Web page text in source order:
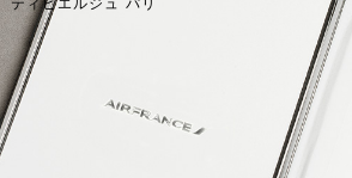
ティビエルジュ パリ